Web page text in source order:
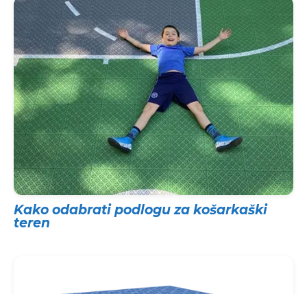
Kako odabrati podlogu za košarkaški
teren